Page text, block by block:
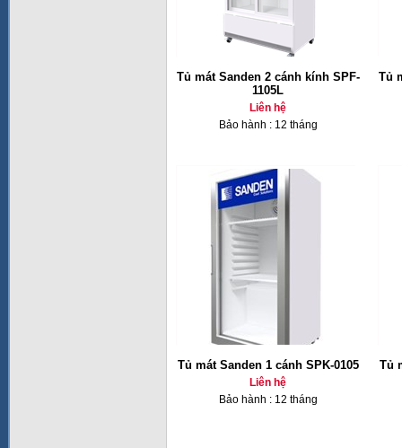
Tủ mát Sanden 2 cánh kính SPF-
1105L
Liên hệ
Bảo hành : 12 tháng
Tủ
Tủ mát Sanden 1 cánh SPK-0105
Liên hệ
Bảo hành : 12 tháng
Tủ